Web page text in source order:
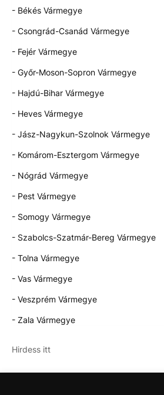
- Békés Vármegye
- Csongrád-Csanád Vármegye
- Fejér Vármegye
- Győr-Moson-Sopron Vármegye
- Hajdú-Bihar Vármegye
- Heves Vármegye
- Jász-Nagykun-Szolnok Vármegye
- Komárom-Esztergom Vármegye
- Nógrád Vármegye
- Pest Vármegye
- Somogy Vármegye
- Szabolcs-Szatmár-Bereg Vármegye
- Tolna Vármegye
- Vas Vármegye
- Veszprém Vármegye
- Zala Vármegye
Hirdess itt